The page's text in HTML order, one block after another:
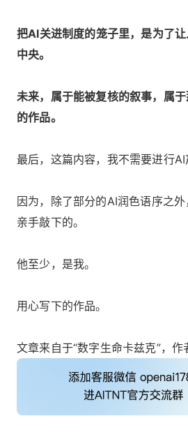
把AI关进制度的笼子里，是为了
中央。
未来，属于能被复核的叙事，属
的作品。
最后，这篇内容，我不需要进行AI
因为，除了部分的AI润色语序之
亲手敲下的。
他至少，是我。
用心写下的作品。
文章来自于“数字生命卡兹克”，作